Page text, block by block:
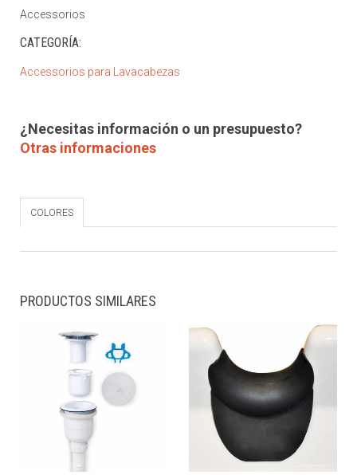
Accessorios
CATEGORÍA:
Accessorios para Lavacabezas
¿Necesitas información o un presupuesto?
Otras informaciones
COLORES
PRODUCTOS SIMILARES